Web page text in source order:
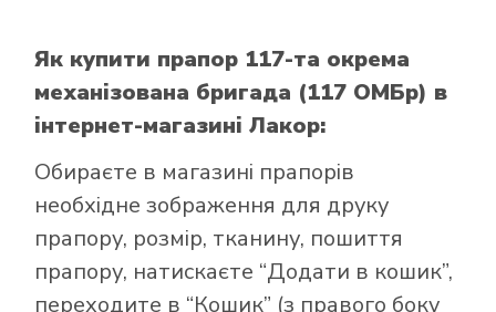
Як купити прапор 117-та окрема
механізована бригада (117 ОМБр) в
інтернет-магазині Лакор:
Обираєте в магазині прапорів
необхідне зображення для друку
прапору, розмір, тканину, пошиття
прапору, натискаєте “Додати в кошик”,
переходите в “Кошик” (з правого боку